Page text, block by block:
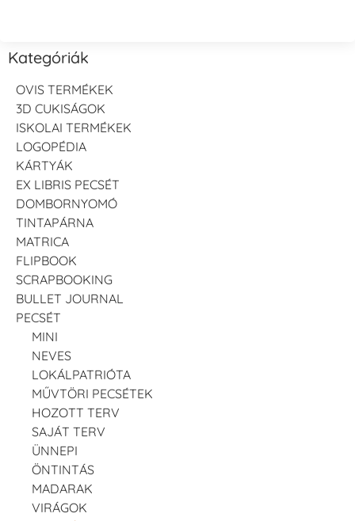
Kategóriák
OVIS TERMÉKEK
3D CUKISÁGOK
ISKOLAI TERMÉKEK
LOGOPÉDIA
KÁRTYÁK
EX LIBRIS PECSÉT
DOMBORNYOMÓ
TINTAPÁRNA
MATRICA
FLIPBOOK
SCRAPBOOKING
BULLET JOURNAL
PECSÉT
MINI
NEVES
LOKÁLPATRIÓTA
MŰVTÖRI PECSÉTEK
HOZOTT TERV
SAJÁT TERV
ÜNNEPI
ÖNTINTÁS
MADARAK
VIRÁGOK